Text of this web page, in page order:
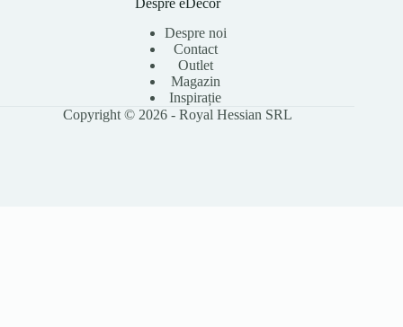
Despre eDecor
Despre noi
Contact
Outlet
Magazin
Inspirație
Copyright © 2026 - Royal Hessian SRL